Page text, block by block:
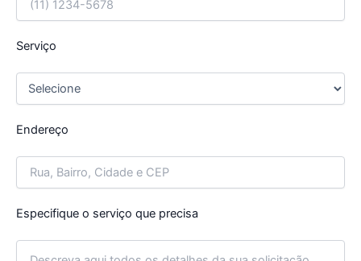
Serviço
Endereço
Especifique o serviço que precisa